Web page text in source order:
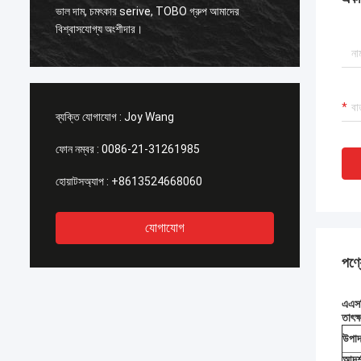
ভাল দাম, চমৎকার serive, TOBO গ্রুপ আমাদের
বিশ্বাসযোগ্য অংশীদার।
ব্যক্তি যোগাযোগ : Joy Wang
ফোন নম্বর : 0086-21-31261985
হোয়াটসঅ্যাপ : +8613524668060
যোগাযোগ